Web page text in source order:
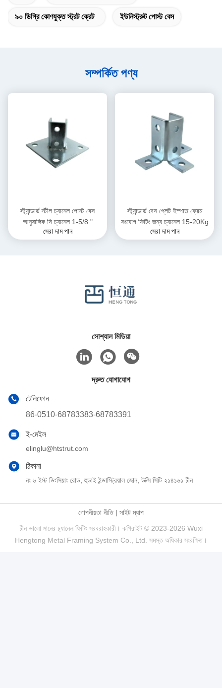
৯০ ডিগ্রি কোণযুক্ত স্ট্রট ক্রেট ইউনিস্ট্রুট পোস্ট বেস
সম্পর্কিত পণ্য
স্ট্যান্ডার্ড স্টীল চ্যানেল পোস্ট বেস
আনুষাঙ্গিক সি চ্যানেল 1-5/8 "
সেরা দাম পান
স্ট্যান্ডার্ড বেস প্লেট ইস্পাত ফ্রেম
সংযোগ ফিটিং জন্য চ্যানেল 15-20Kg
সেরা দাম পান
সোশ্যাল মিডিয়া
দ্রুত যোগাযোগ
টেলিফোন
86-0510-68783383-68783391
ই-মেইল
elinglu@htstrut.com
ঠিকানা
নং ৬ ইস্ট ডিংসিয়াং রোড, হুডাই ইন্ডাস্ট্রিয়াল জোন, উক্সি সিটি ২১৪১৬১ চীন
গোপনীয়তা নীতি| সাইট ম্যাপ
চীন ভালো মানের চ্যানেল ফিটিং সরবরাহকারী। কপিরাইট © 2023-2026 Wuxi
Hengtong Metal Framing System Co., Ltd. সমস্ত অধিকার সংরক্ষিত।